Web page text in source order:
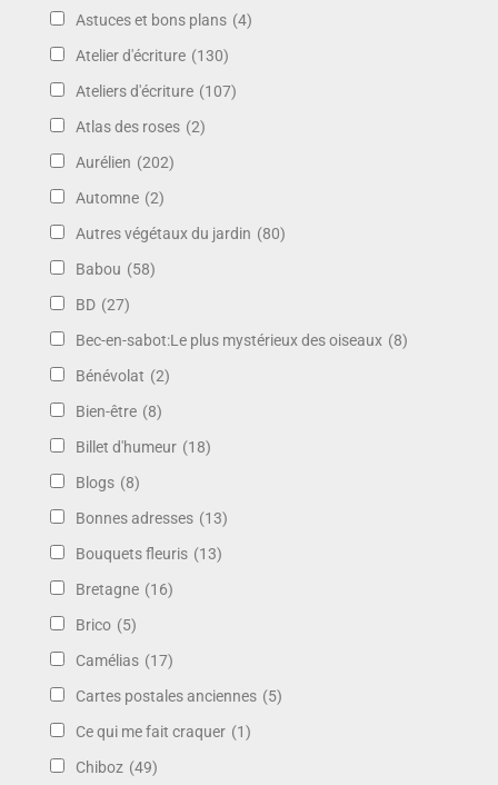
Astuces et bons plans (4)
Atelier d'écriture (130)
Ateliers d'écriture (107)
Atlas des roses (2)
Aurélien (202)
Automne (2)
Autres végétaux du jardin (80)
Babou (58)
BD (27)
Bec-en-sabot:Le plus mystérieux des oiseaux (8)
Bénévolat (2)
Bien-être (8)
Billet d'humeur (18)
Blogs (8)
Bonnes adresses (13)
Bouquets fleuris (13)
Bretagne (16)
Brico (5)
Camélias (17)
Cartes postales anciennes (5)
Ce qui me fait craquer (1)
Chiboz (49)